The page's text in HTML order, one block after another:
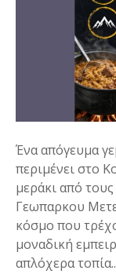
Ένα απόγευμα
περιμένει στο
μεράκι από
Γεωπαρκου
κόσμο που
μοναδική
απλόχερα